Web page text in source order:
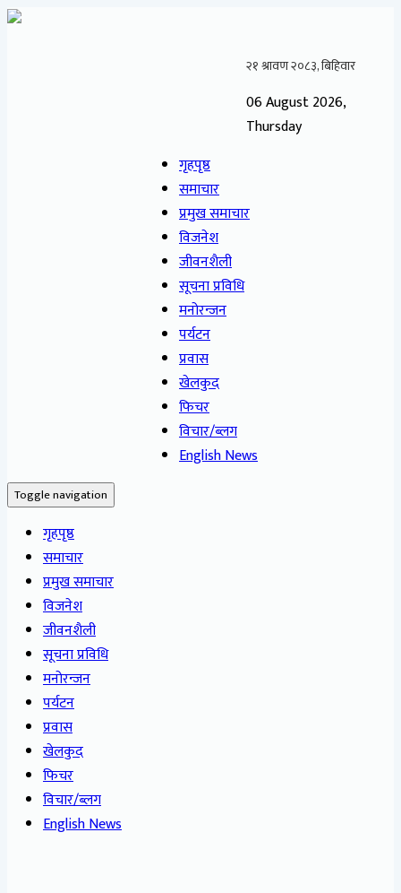
06 August 2026,
Thursday
गृहपृष्ठ
समाचार
प्रमुख समाचार
विजनेश
जीवनशैली
सूचना प्रविधि
मनोरन्जन
पर्यटन
प्रवास
खेलकुद
फिचर
विचार/ब्लग
English News
Toggle navigation
गृहपृष्ठ
समाचार
प्रमुख समाचार
विजनेश
जीवनशैली
सूचना प्रविधि
मनोरन्जन
पर्यटन
प्रवास
खेलकुद
फिचर
विचार/ब्लग
English News